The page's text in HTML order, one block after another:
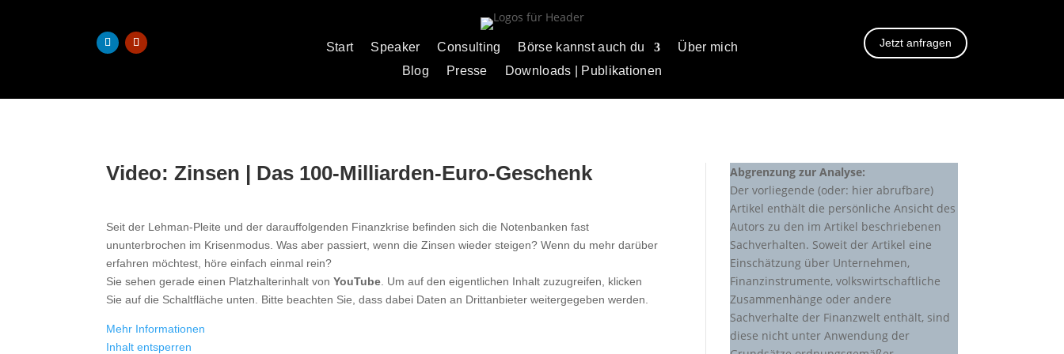
Start Speaker Consulting Börse kannst auch du
Über mich
Blog
Presse Downloads | Publikationen
Jetzt anfragen
Video: Zinsen | Das 100-Milliarden-Euro-Geschenk
Seit der Lehman-Pleite und der darauffolgenden Finanzkrise befinden sich die Notenbanken fast
ununterbrochen im Krisenmodus. Was aber passiert, wenn die Zinsen wieder steigen? Wenn du mehr darüber
erfahren möchtest, höre einfach einmal rein?
Sie sehen gerade einen Platzhalterinhalt vonYouTube . Um auf den eigentlichen Inhalt zuzugreifen, klicken
Sie auf die Schaltfläche unten. Bitte beachten Sie, dass dabei Daten an Drittanbieter weitergegeben werden.
Mehr Informationen
Inhalt entsperren
Abgrenzung zur Analyse:
Der vorliegende (oder: hier abrufbare)
Artikel enthält die persönliche Ansicht des
Autors zu den im Artikel beschriebenen
Sachverhalten. Soweit der Artikel eine
Einschätzung über Unternehmen,
Finanzinstrumente, volkswirtschaftliche
Zusammenhänge oder andere
Sachverhalte der Finanzwelt enthält, sind
diese nicht unter Anwendung der